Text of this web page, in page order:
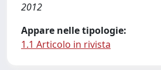
2012
Appare nelle tipologie:
1.1 Articolo in rivista